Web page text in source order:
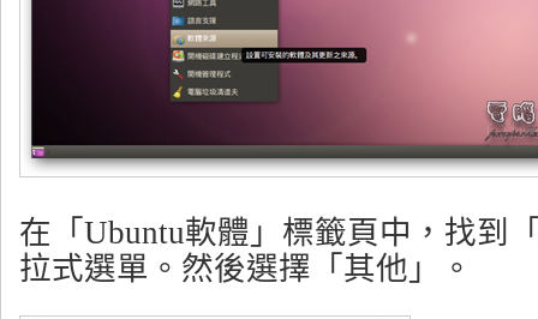
在「Ubuntu軟體」標籤頁中，找到
拉式選單。然後選擇「其他」。